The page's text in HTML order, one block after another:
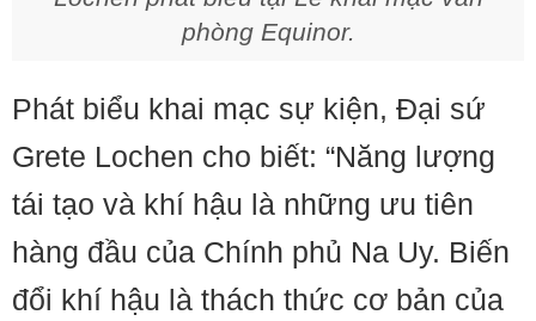
phòng Equinor.
Phát biểu khai mạc sự kiện, Đại sứ
Grete Lochen cho biết: “Năng lượng
tái tạo và khí hậu là những ưu tiên
hàng đầu của Chính phủ Na Uy. Biến
đổi khí hậu là thách thức cơ bản của